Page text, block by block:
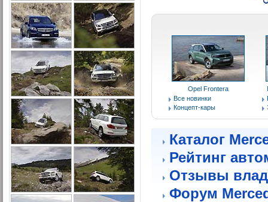
Opel Frontera
Все новинки
Концепт-кары
Каталог
Рейтинг
Отзывы
Форум